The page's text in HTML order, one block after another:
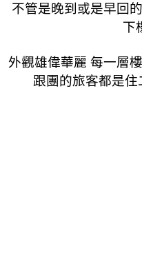
不管是晚到或是早回
下
外觀雄偉華麗 每一層
跟團的旅客都是